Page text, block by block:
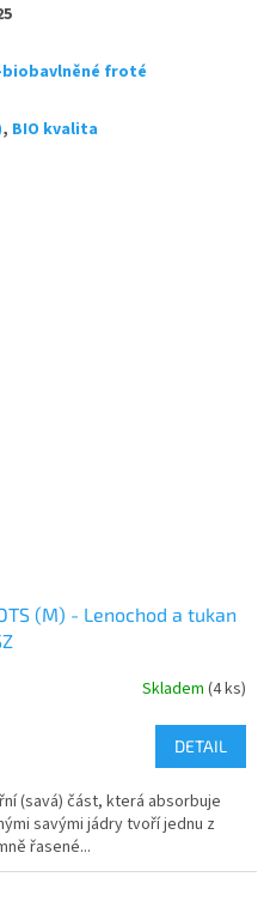
biobavlněné froté
, BIO kvalita
(M) - Lenochod a tukan
Skladem (4 ks)
DETAIL
(savá) část, která absorbuje
savými jádry tvoří jednu z
řasené...